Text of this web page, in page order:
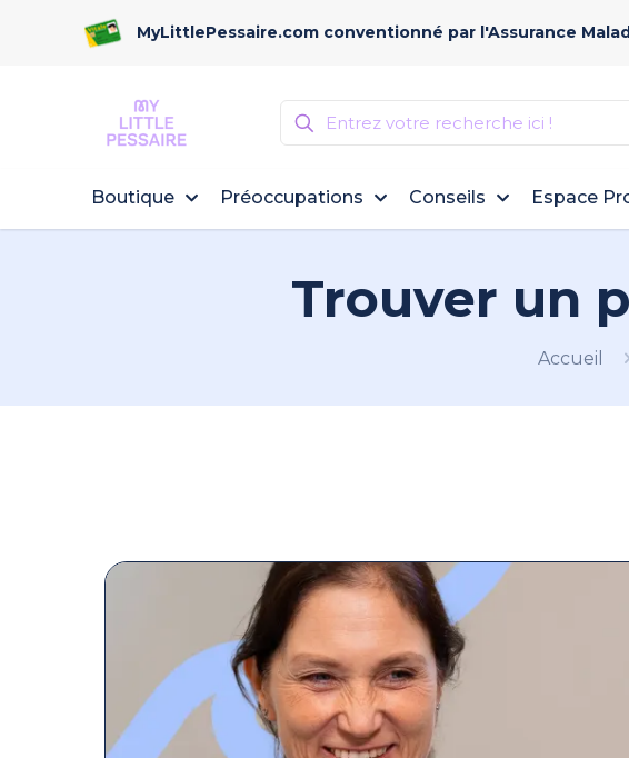
MyLittlePessaire.com conventionné par l'Assurance
Boutique Préoccupations Conseils Espace
Trouver un
Accueil